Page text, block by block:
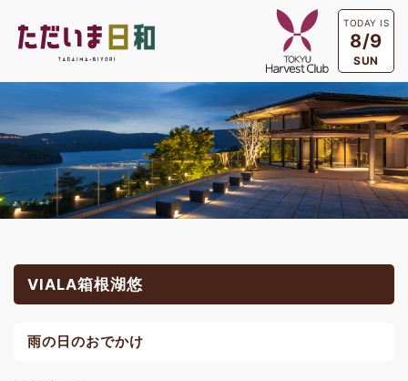
TODAY IS
8/9
SUN
VIALA箱根湖悠
雨の日のおでかけ